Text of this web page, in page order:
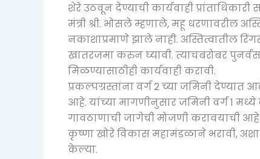
शेरे उठवून देण्याची कार्यवाही
मंत्री श्री. भोसले म्हणाले, महू धरणावरील
नकाशाप्रमाणे झाले नाही. अस्तित्वातील
खातरजमा करुन घ्यावी. त्याचबरोबर
मिळण्यासाठीही कार्यवाही करावी.
प्रकल्पग्रस्तांना वर्ग 2 च्या जमिनी
आहे. यांच्या मागणीनुसार जमिनी वर्ग 1
गावठाणाची जागेची मोजणी करावयाची आहे
कृष्णा खोरे विकास महामंडळाने भरावी,
केल्या.